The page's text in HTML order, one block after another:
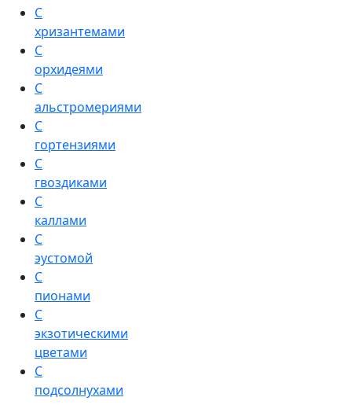
С
хризантемами
С
орхидеями
С
альстромериями
С
гортензиями
С
гвоздиками
С
каллами
С
эустомой
С
пионами
С
экзотическими
цветами
С
подсолнухами